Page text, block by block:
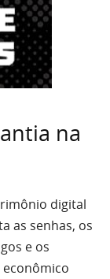
na
digital
as senhas, os
e os